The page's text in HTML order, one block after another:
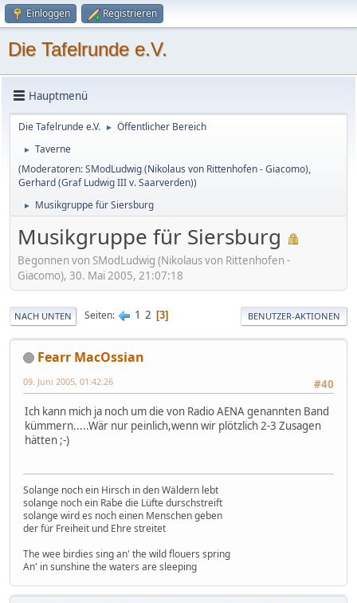
Einloggen Registrieren
Die Tafelrunde e.V.
Hauptmenü
Die Tafelrunde e.V. ► Öffentlicher Bereich
►
Taverne
(Moderatoren:SModLudwig (Nikolaus von Rittenhofen - Giacomo),
Gerhard (Graf Ludwig III v. Saarverden))
► Musikgruppe für Siersburg
Musikgruppe für Siersburg
Begonnen von SModLudwig (Nikolaus von Rittenhofen -
Giacomo), 30. Mai 2005, 21:07:18
NACH UNTEN Seiten 1 2 3 BENUTZER-AKTIONEN
Fearr MacOssian
#40
09. Juni 2005, 01:42:26
Ich kann mich ja noch um die von Radio AENA genannten Band
kümmern.....Wär nur peinlich,wenn wir plötzlich 2-3 Zusagen
hätten ;-)
Solange noch ein Hirsch in den Wäldern lebt
solange noch ein Rabe die Lüfte durschstreift
solange wird es noch einen Menschen geben
der für Freiheit und Ehre streitet
The wee birdies sing an' the wild flouers spring
An' in sunshine the waters are sleeping